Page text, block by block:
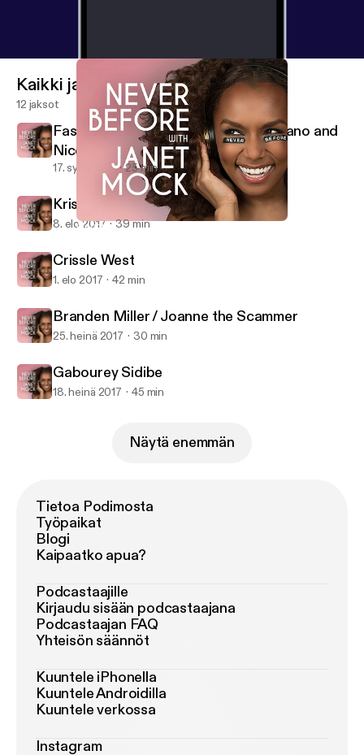
Gabourey Sidibe
Kaikki jaksot
12 jaksot
Fashion Week Special: Christian Siriano and
Nicolette Mason
17. syys 2017 25 min
Kris Jenner
8. elo 2017 39 min
Crissle West
1. elo 2017 42 min
Branden Miller / Joanne the Scammer
25. heinä 2017 30 min
Gabourey Sidibe
18. heinä 2017 45 min
Näytä enemmän
Tietoa Podimosta
Työpaikat
Blogi
Kaipaatko apua?
Podcastaajille
Kirjaudu sisään podcastaajana
Podcastaajan FAQ
Yhteisön säännöt
Kuuntele iPhonella
Kuuntele Androidilla
Kuuntele verkossa
Instagram